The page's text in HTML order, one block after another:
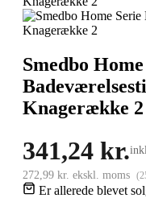
Smedbo
Knagerække 2
341,24 kr.
272,99 kr. ekskl. moms
Er allerede blevet